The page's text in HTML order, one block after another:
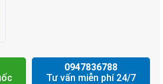
của Sylfirm X
trội của máy Sylfirm X
X
X
0947836788
Tư vấn miễn phí 24/7